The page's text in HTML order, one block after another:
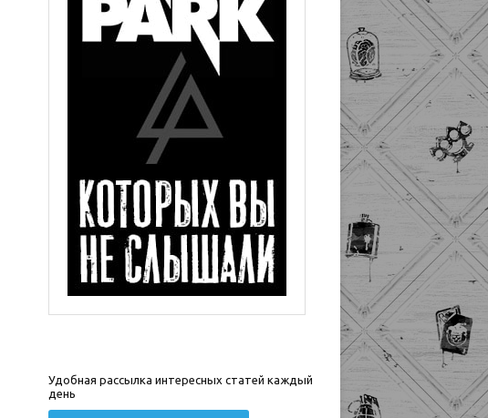
Удобная рассылка интересных статей каждый
день